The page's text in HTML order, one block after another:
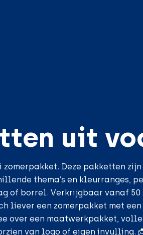
uit
Deze pakketten
thema’s en kleurranges,
of borrel. Verkrijgbaar vanaf 50
liever een zomerpakket met
over een maatwerkpakket,
van logo of eigen invulling.